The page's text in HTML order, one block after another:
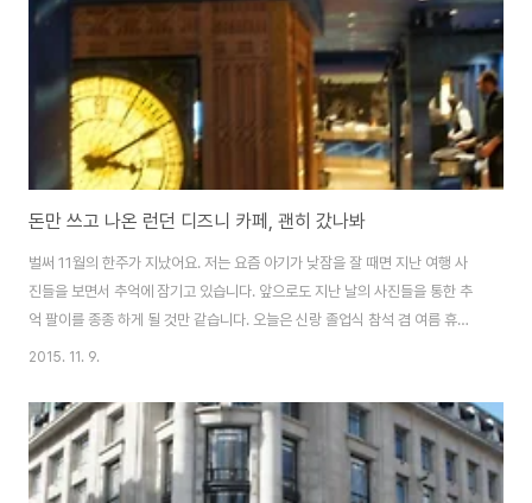
돈만 쓰고 나온 런던 디즈니 카페, 괜히 갔나봐
벌써 11월의 한주가 지났어요. 저는 요즘 아기가 낮잠을 잘 때면 지난 여행 사
진들을 보면서 추억에 잠기고 있습니다. 앞으로도 지난 날의 사진들을 통한 추
억 팔이를 종종 하게 될 것만 같습니다. 오늘은 신랑 졸업식 참석 겸 여름 휴가
차 떠난 아쉬웠던 런던 여행의 에피소드를 전해드릴까 합니다. 영국에서의 일
면 런던에서의 시간을 잘 보낼 수 있을까 고민한 끝에 아기와 함께 런던 아이
(London Eye) 타보자 했지요. 아직까지 저희도 타 본적이 없거든요. BBC 드
라마의 한 장면과 같은.. 아기가 있어서 이런 그림이 그려지지는 않겠지만요. 하
지만 가는 날이 장날이라고... 그 날따라 바람이 불고 비까지 오는 런던 날씨...
2015. 11. 9.